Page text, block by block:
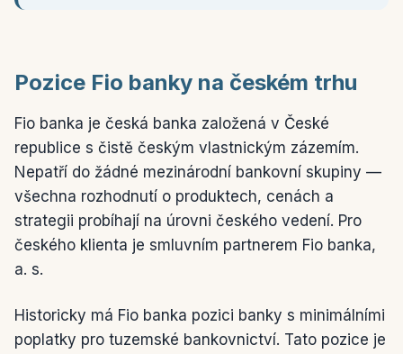
Pozice Fio banky na českém trhu
Fio banka je česká banka založená v České
republice s čistě českým vlastnickým zázemím.
Nepatří do žádné mezinárodní bankovní skupiny —
všechna rozhodnutí o produktech, cenách a
strategii probíhají na úrovni českého vedení. Pro
českého klienta je smluvním partnerem Fio banka,
a. s.
Historicky má Fio banka pozici banky s minimálními
poplatky pro tuzemské bankovnictví. Tato pozice je